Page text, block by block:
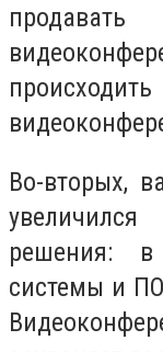
Во-вторых,
решения: в
системы и